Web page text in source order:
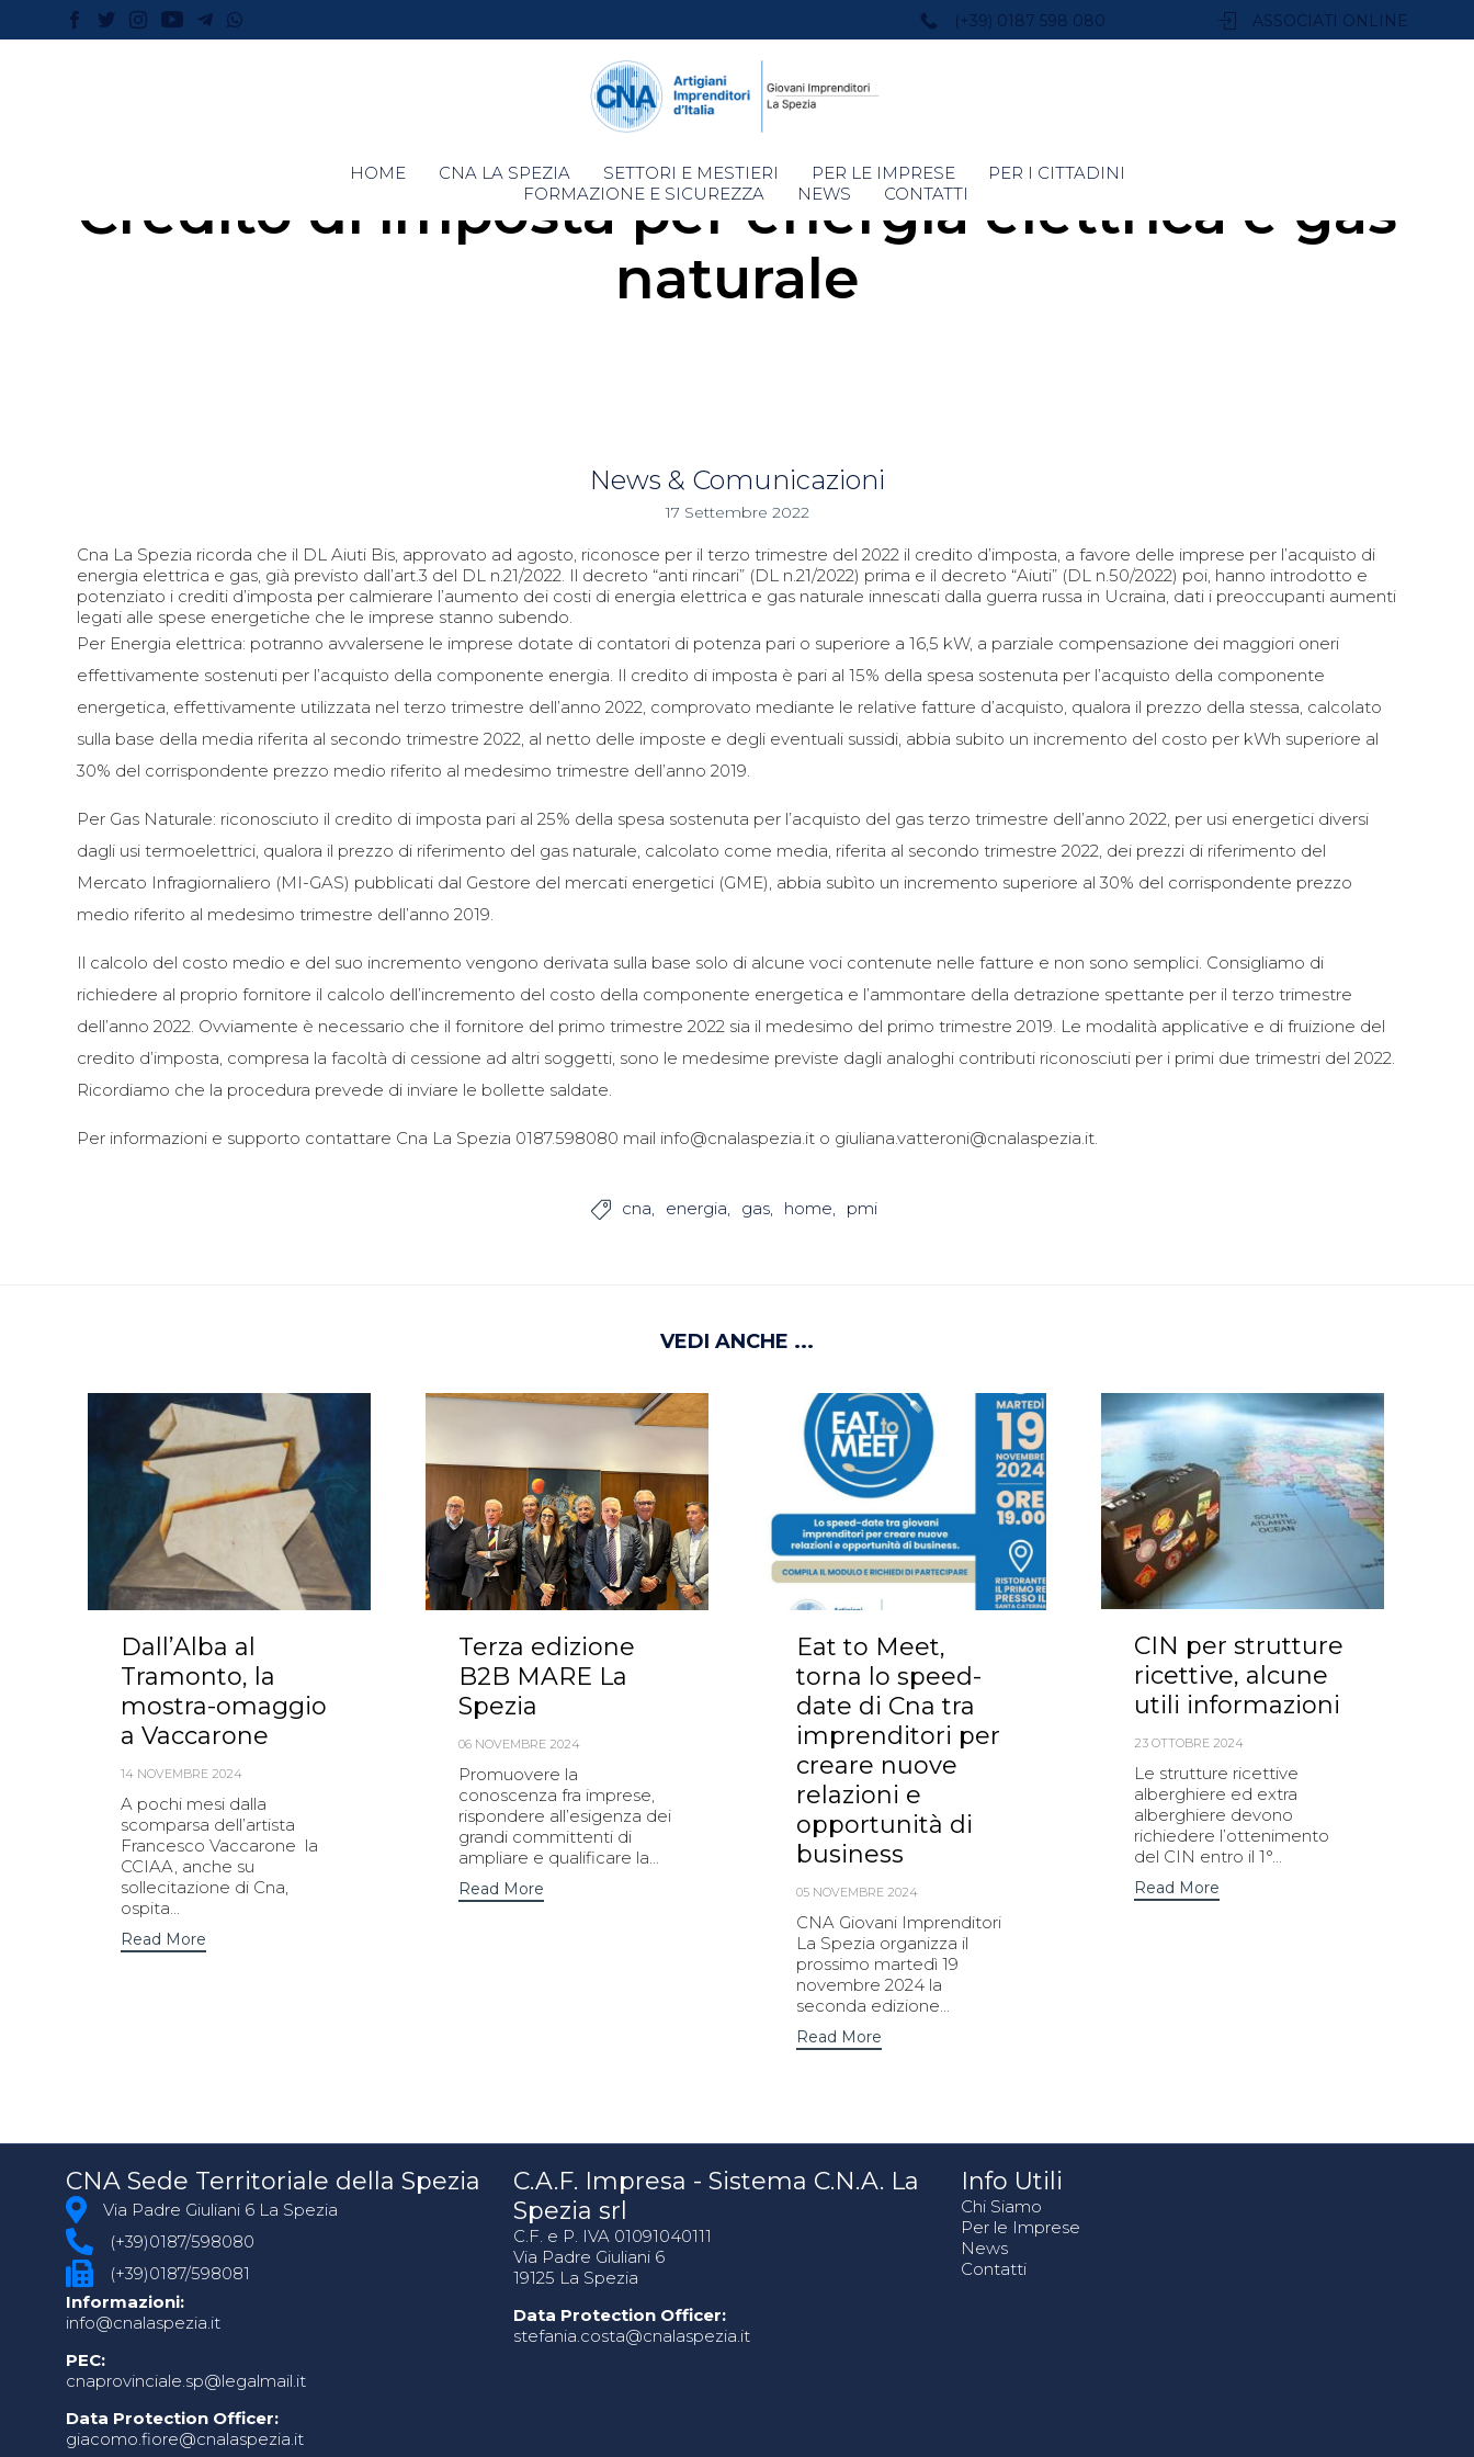
(+39) 0187 598 080 ASSOCIATI ONLINE
Skip
to
HOME CNA LA SPEZIA SETTORI E MESTIERI PER LE IMPRESE
PER I CITTADINI
FORMAZIONE E SICUREZZA
NEWS CONTATTI
Credito di imposta per energia elettrica e gas
naturale
News & Comunicazioni
17 Settembre 2022
Cna La Spezia ricorda che il DL Aiuti Bis, approvato ad agosto, riconosce per il terzo trimestre del 2022 il credito d’imposta, a favore delle imprese per l’acquisto di
energia elettrica e gas, già previsto dall’art.3 del DL n.21/2022. Il decreto “anti rincari” (DL n.21/2022) prima e il decreto “Aiuti” (DL n.50/2022) poi, hanno introdotto e
potenziato i crediti d’imposta per calmierare l’aumento dei costi di energia elettrica e gas naturale innescati dalla guerra russa in Ucraina, dati i preoccupanti aumenti
legati alle spese energetiche che le imprese stanno subendo.
Per Energia elettrica: potranno avvalersene le imprese dotate di contatori di potenza pari o superiore a 16,5 kW, a parziale compensazione dei maggiori oneri
effettivamente sostenuti per l’acquisto della componente energia. Il credito di imposta è pari al 15% della spesa sostenuta per l’acquisto della componente
energetica, effettivamente utilizzata nel terzo trimestre dell’anno 2022, comprovato mediante le relative fatture d’acquisto, qualora il prezzo della stessa, calcolato
sulla base della media riferita al secondo trimestre 2022, al netto delle imposte e degli eventuali sussidi, abbia subito un incremento del costo per kWh superiore al
30% del corrispondente prezzo medio riferito al medesimo trimestre dell’anno 2019.
Per Gas Naturale: riconosciuto il credito di imposta pari al 25% della spesa sostenuta per l’acquisto del gas terzo trimestre dell’anno 2022, per usi energetici diversi
dagli usi termoelettrici, qualora il prezzo di riferimento del gas naturale, calcolato come media, riferita al secondo trimestre 2022, dei prezzi di riferimento del
Mercato Infragiornaliero (MI-GAS) pubblicati dal Gestore del mercati energetici (GME), abbia subìto un incremento superiore al 30% del corrispondente prezzo
medio riferito al medesimo trimestre dell’anno 2019.
Il calcolo del costo medio e del suo incremento vengono derivata sulla base solo di alcune voci contenute nelle fatture e non sono semplici. Consigliamo di
richiedere al proprio fornitore il calcolo dell’incremento del costo della componente energetica e l’ammontare della detrazione spettante per il terzo trimestre
dell’anno 2022. Ovviamente è necessario che il fornitore del primo trimestre 2022 sia il medesimo del primo trimestre 2019. Le modalità applicative e di fruizione del
credito d’imposta, compresa la facoltà di cessione ad altri soggetti, sono le medesime previste dagli analoghi contributi riconosciuti per i primi due trimestri del 2022.
Ricordiamo che la procedura prevede di inviare le bollette saldate.
Per informazioni e supporto contattare Cna La Spezia 0187.598080 mail info@cnalaspezia.it o giuliana.vatteroni@cnalaspezia.it.
 cna energia gas home pmi
VEDI ANCHE ...
Dall’Alba al
Tramonto, la
mostra-omaggio
a Vaccarone
14 NOVEMBRE 2024
A pochi mesi dalla
scomparsa dell’artista
Francesco Vaccarone la
CCIAA, anche su
sollecitazione di Cna,
ospita...
Read More
Terza edizione
B2B MARE La
Spezia
06 NOVEMBRE 2024
Promuovere la
conoscenza fra imprese,
rispondere all’esigenza dei
grandi committenti di
ampliare e qualificare la...
Read More
Eat to Meet,
torna lo speed-
date di Cna tra
imprenditori per
creare nuove
relazioni e
opportunità di
business
05 NOVEMBRE 2024
CNA Giovani Imprenditori
La Spezia organizza il
prossimo martedì 19
novembre 2024 la
seconda edizione...
Read More
CIN per strutture
ricettive, alcune
utili informazioni
23 OTTOBRE 2024
Le strutture ricettive
alberghiere ed extra
alberghiere devono
richiedere l’ottenimento
del CIN entro il 1°...
Read More
CNA Sede Territoriale della Spezia
Via Padre Giuliani 6 La Spezia
(+39)0187/598080
(+39)0187/598081
Informazioni:
info@cnalaspezia.it
PEC:
cnaprovinciale.sp@legalmail.it
Data Protection Officer:
giacomo.fiore@cnalaspezia.it
C.A.F. Impresa - Sistema C.N.A. La
Spezia srl
C.F. e P. IVA 01091040111
Via Padre Giuliani 6
19125 La Spezia
Data Protection Officer:
stefania.costa@cnalaspezia.it
Info Utili
Chi Siamo
Per le Imprese
News
Contatti